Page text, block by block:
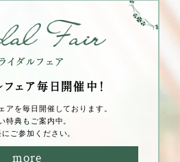
フェア毎⽇開催中！
アを毎⽇開催しております。
特典もご案内中。
にご参加ください。
more